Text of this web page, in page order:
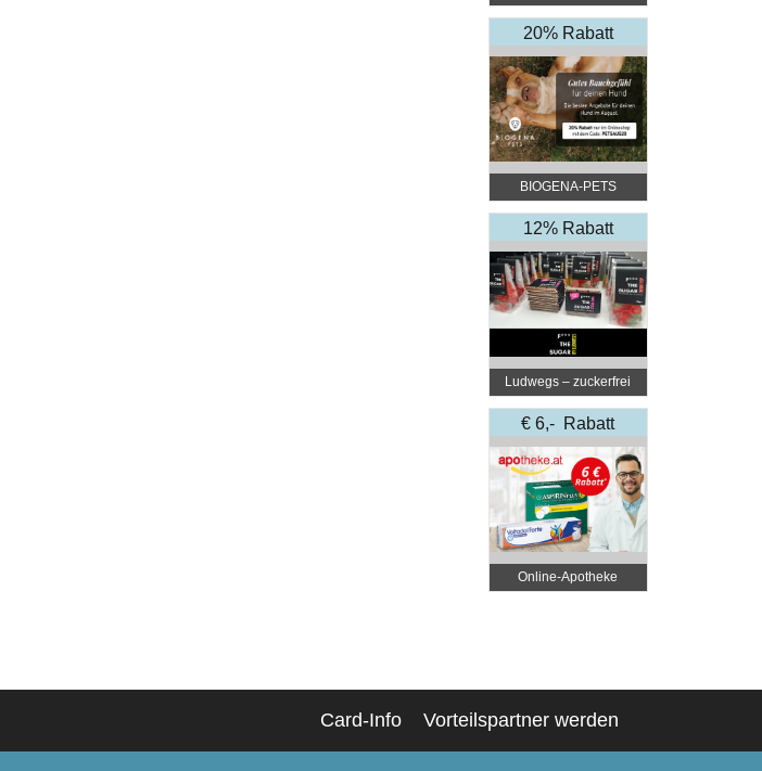
20% Rabatt
BIOGENA-PETS
12% Rabatt
Ludwegs – zuckerfrei
leben
€ 6,- Rabatt
Online‑Apotheke
Card-Info Vorteilspartner werden